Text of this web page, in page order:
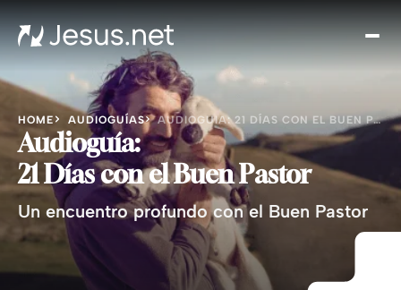
y
en
HOME AUDIOGUÍAS AUDIOGUIA: 21 DÍAS CON EL BUEN PASTOR
Audioguía:
21 Días con el Buen Pastor
Un encuentro profundo con el Buen Pastor